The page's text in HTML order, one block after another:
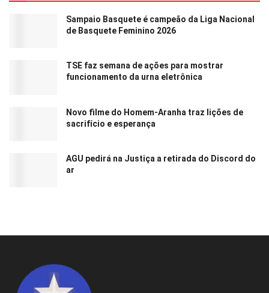
Sampaio Basquete é campeão da Liga Nacional
de Basquete Feminino 2026
TSE faz semana de ações para mostrar
funcionamento da urna eletrônica
Novo filme do Homem-Aranha traz lições de
sacrifício e esperança
AGU pedirá na Justiça a retirada do Discord do
ar